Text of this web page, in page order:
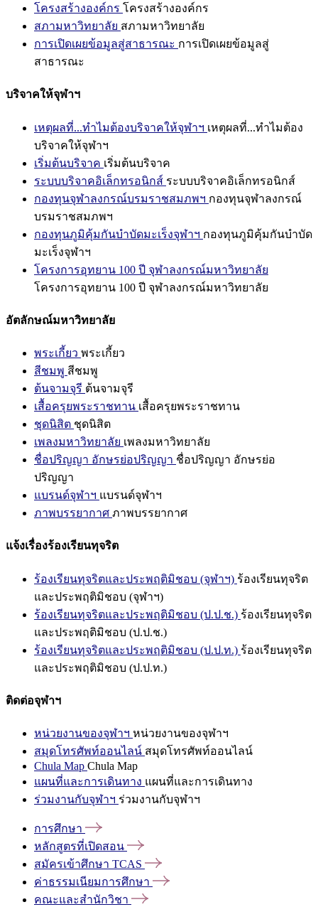
โครงสร้างองค์กร โครงสร้างองค์กร
สภามหาวิทยาลัย สภามหาวิทยาลัย
การเปิดเผยข้อมูลสู่สาธารณะ การเปิดเผยข้อมูลสู่
สาธารณะ
บริจาคให้จุฬาฯ
เหตุผลที่...ทำไมต้องบริจาคให้จุฬาฯ เหตุผลที่...ทำไมต้อง
บริจาคให้จุฬาฯ
เริ่มต้นบริจาค เริ่มต้นบริจาค
ระบบบริจาคอิเล็กทรอนิกส์ ระบบบริจาคอิเล็กทรอนิกส์
กองทุนจุฬาลงกรณ์บรมราชสมภพฯ กองทุนจุฬาลงกรณ์
บรมราชสมภพฯ
กองทุนภูมิคุ้มกันบำบัดมะเร็งจุฬาฯ กองทุนภูมิคุ้มกันบำบัด
มะเร็งจุฬาฯ
โครงการอุทยาน 100 ปี จุฬาลงกรณ์มหาวิทยาลัย
โครงการอุทยาน 100 ปี จุฬาลงกรณ์มหาวิทยาลัย
อัตลักษณ์มหาวิทยาลัย
พระเกี้ยว พระเกี้ยว
สีชมพู สีชมพู
ต้นจามจุรี ต้นจามจุรี
เสื้อครุยพระราชทาน เสื้อครุยพระราชทาน
ชุดนิสิต ชุดนิสิต
เพลงมหาวิทยาลัย เพลงมหาวิทยาลัย
ชื่อปริญญา อักษรย่อปริญญา ชื่อปริญญา อักษรย่อ
ปริญญา
แบรนด์จุฬาฯ แบรนด์จุฬาฯ
ภาพบรรยากาศ ภาพบรรยากาศ
แจ้งเรื่องร้องเรียนทุจริต
ร้องเรียนทุจริตและประพฤติมิชอบ (จุฬาฯ) ร้องเรียนทุจริต
และประพฤติมิชอบ (จุฬาฯ)
ร้องเรียนทุจริตและประพฤติมิชอบ (ป.ป.ช.) ร้องเรียนทุจริต
และประพฤติมิชอบ (ป.ป.ช.)
ร้องเรียนทุจริตและประพฤติมิชอบ (ป.ป.ท.) ร้องเรียนทุจริต
และประพฤติมิชอบ (ป.ป.ท.)
ติดต่อจุฬาฯ
หน่วยงานของจุฬาฯ หน่วยงานของจุฬาฯ
สมุดโทรศัพท์ออนไลน์ สมุดโทรศัพท์ออนไลน์
Chula Map Chula Map
แผนที่และการเดินทาง แผนที่และการเดินทาง
ร่วมงานกับจุฬาฯ ร่วมงานกับจุฬาฯ
การศึกษา
หลักสูตรที่เปิดสอน
สมัครเข้าศึกษา TCAS
ค่าธรรมเนียมการศึกษา
คณะและสำนักวิชา